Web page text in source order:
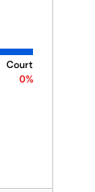
Court
0%